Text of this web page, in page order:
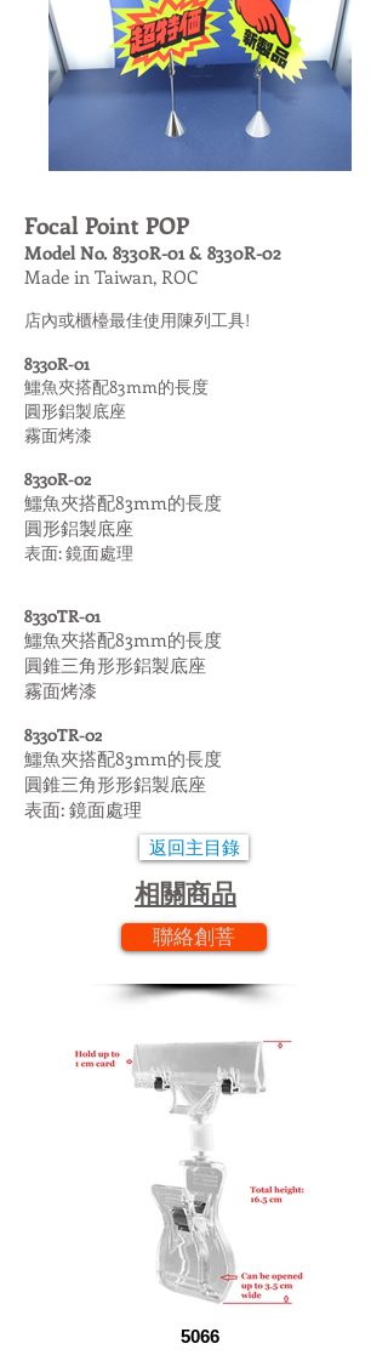
Focal Point POP
Model No. 8330R-01 & 8330R-02
Made in Taiwan, ROC
店內或櫃檯最佳使用陳列工具!
8330R-01
鱷魚夾搭配83mm的長度
圓形鋁製底座
霧面烤漆
8330R-02
鱷魚夾搭配83mm的長度
圓形鋁製底座
表面: 鏡面處理
8330TR-01
鱷魚夾搭配83mm的長度
圓錐三角形形鋁製底座
霧面烤漆
8330TR-02
鱷魚夾搭配83mm的長度
圓錐三角形形鋁製底座
表面: 鏡面處理
返回主目錄
相關商品
聯絡創菩
5066